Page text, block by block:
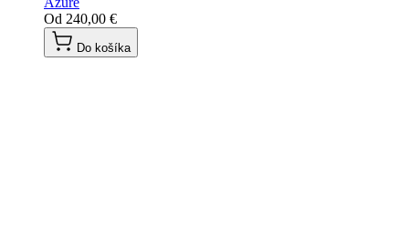
Od 240,00 €
Do košíka